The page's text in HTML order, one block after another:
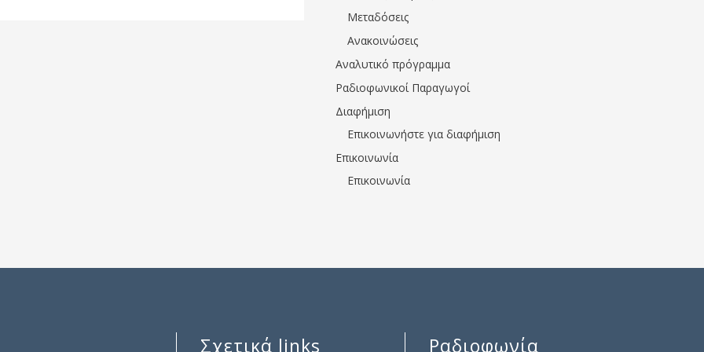
Μεταδόσεις
Ανακοινώσεις
Αναλυτικό πρόγραμμα
Ραδιοφωνικοί Παραγωγοί
Διαφήμιση
Επικοινωνήστε για διαφήμιση
Επικοινωνία
Επικοινωνία
Σχετικά links Ραδιοφωνία